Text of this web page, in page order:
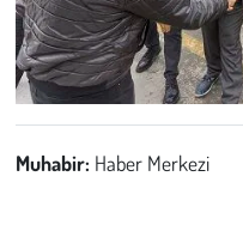
Muhabir: Haber Merkezi